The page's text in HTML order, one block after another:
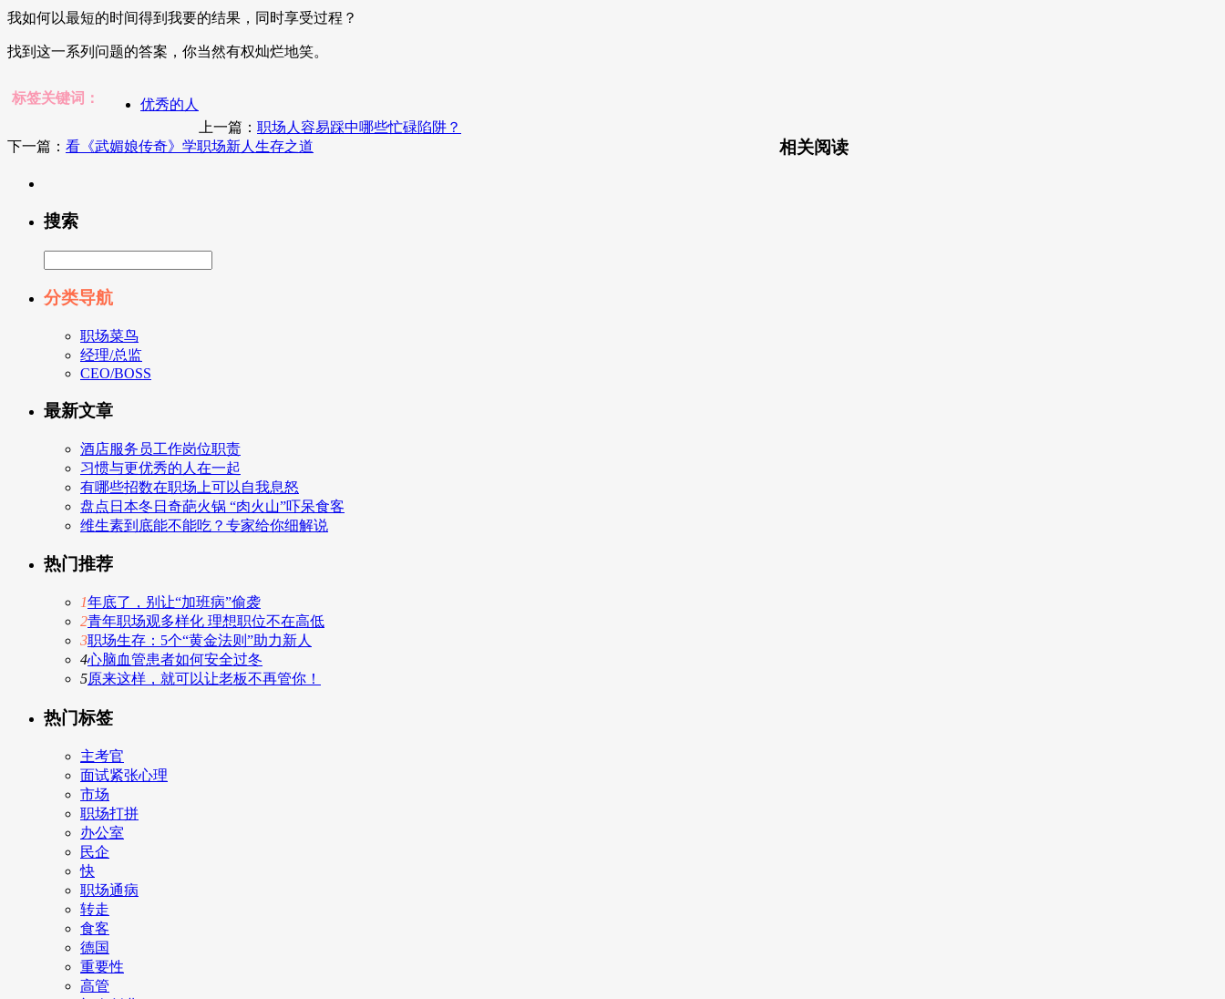
我如何以最短的时间得到我要的结果，同时享受过程？
找到这一系列问题的答案，你当然有权灿烂地笑。
标签关键词：
优秀的人
上一篇： 职场人容易踩中哪些忙碌陷阱？
下一篇： 看《武媚娘传奇》学职场新人生存之道 相关阅读
搜索
分类导航
职场菜鸟
经理/总监
CEO/BOSS
最新文章
酒店服务员工作岗位职责
习惯与更优秀的人在一起
有哪些招数在职场上可以自我息怒
盘点日本冬日奇葩火锅 “肉火山”吓呆食客
维生素到底能不能吃？专家给你细解说
热门推荐
1年底了，别让“加班病”偷袭
2青年职场观多样化 理想职位不在高低
3职场生存：5个“黄金法则”助力新人
4心脑血管患者如何安全过冬
5原来这样，就可以让老板不再管你！
热门标签
主考官
面试紧张心理
市场
职场打拼
办公室
民企
快
职场通病
转走
食客
德国
重要性
高管